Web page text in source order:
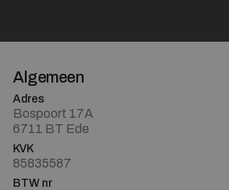
Algemeen
Adres
Bospoort 17A
6711 BT Ede
KVK
85835587
BTW nr